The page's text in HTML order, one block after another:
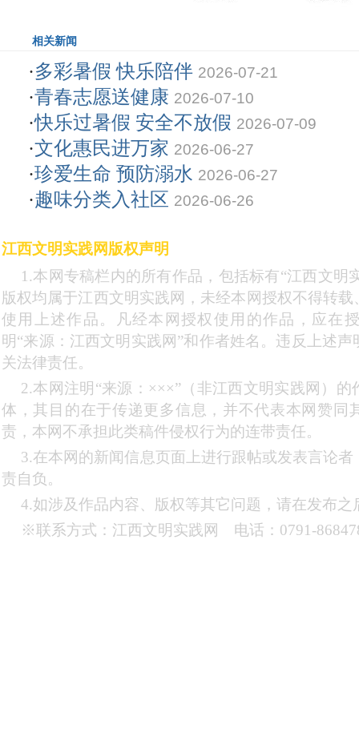
相关新闻
·多彩暑假 快乐陪伴 2026-07-21
·青春志愿送健康 2026-07-10
·快乐过暑假 安全不放假 2026-07-09
·文化惠民进万家 2026-06-27
·珍爱生命 预防溺水 2026-06-27
·趣味分类入社区 2026-06-26
江西文明实践网版权声明
1.本网专稿栏内的所有作品，包括标有“江西文明
版权均属于江西文明实践网，未经本网授权不得转
使用上述作品。凡经本网授权使用的作品，应在
明“来源：江西文明实践网”和作者姓名。违反上述
关法律责任。
2.本网注明“来源：×××”（非江西文明实践网）
体，其目的在于传递更多信息，并不代表本网赞同
责，本网不承担此类稿件侵权行为的连带责任。
3.在本网的新闻信息页面上进行跟帖或发表言论
责自负。
4.如涉及作品内容、版权等其它问题，请在发布之
※联系方式：江西文明实践网 电话：0791-